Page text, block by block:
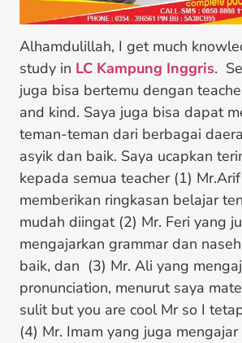
Alhamdulillah, I get much
study in LC Kampung Inggris.
juga bisa bertemu dengan
and kind. Saya juga bisa dapat
teman-teman dari berbagai
asyik dan baik. Saya ucapkan
kepada semua teacher (1)
memberikan ringkasan belajar
mudah diingat (2) Mr. Feri yang
mengajarkan grammar dan
baik, dan (3) Mr. Ali yang
pronunciation, menurut saya
sulit but you are cool Mr so I
(4) Mr. Imam yang juga